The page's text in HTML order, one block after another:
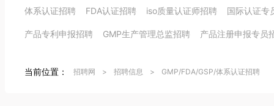
体系认证招聘 FDA认证招聘 iso质量认证师招聘 国际认证专
产品专利申报招聘 GMP生产管理总监招聘 产品注册申报专员
当前位置： 招聘网 > 招聘信息 > GMP/FDA/GSP/体系认证招聘